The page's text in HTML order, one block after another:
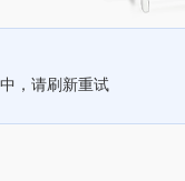
，请刷新重试